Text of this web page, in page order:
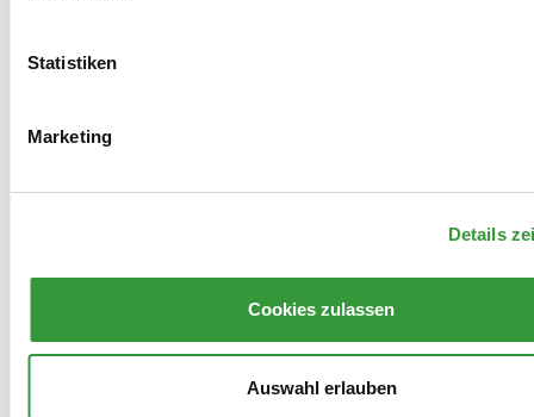
Statistiken
Marketing
Details
Cookies zulassen
Auswahl erlauben
ein Early Boarding an. Dies ermöglicht einen früheren
.